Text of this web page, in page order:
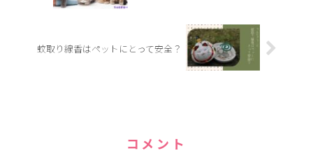
蚊取り線香はペットにとって安全？
コメント